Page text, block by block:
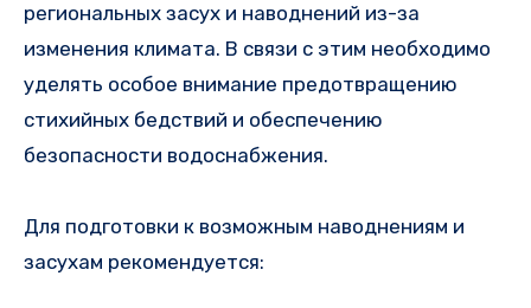
региональных засух и наводнений из-за
изменения климата. В связи с этим необходимо
уделять особое внимание предотвращению
стихийных бедствий и обеспечению
безопасности водоснабжения.
Для подготовки к возможным наводнениям и
засухам рекомендуется: